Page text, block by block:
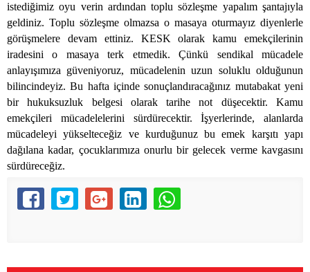
istediğimiz oyu verin ardından toplu sözleşme yapalım şantajıyla
geldiniz. Toplu sözleşme olmazsa o masaya oturmayız diyenlerle
görüşmelere devam ettiniz. KESK olarak kamu emekçilerinin
iradesini o masaya terk etmedik. Çünkü sendikal mücadele
anlayışımıza güveniyoruz, mücadelenin uzun soluklu olduğunun
bilincindeyiz. Bu hafta içinde sonuçlandıracağınız mutabakat yeni
bir hukuksuzluk belgesi olarak tarihe not düşecektir. Kamu
emekçileri mücadelelerini sürdürecektir. İşyerlerinde, alanlarda
mücadeleyi yükselteceğiz ve kurduğunuz bu emek karşıtı yapı
dağılana kadar, çocuklarımıza onurlu bir gelecek verme kavgasını
sürdüreceğiz.